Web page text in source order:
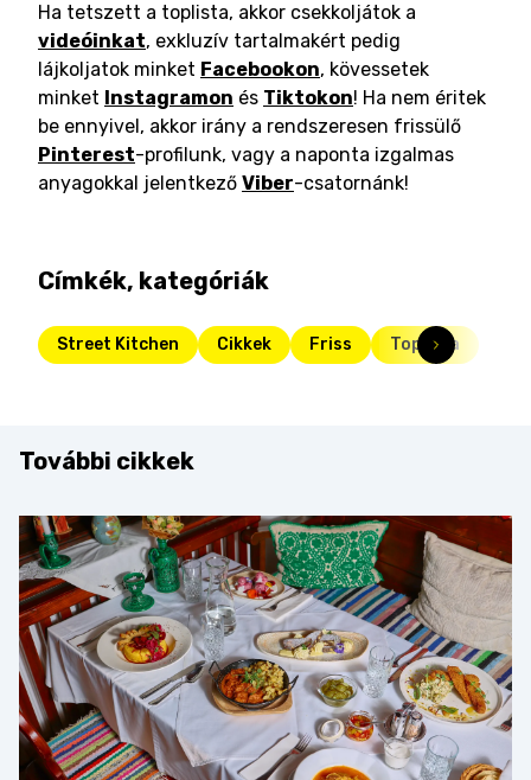
Ha tetszett a toplista, akkor csekkoljátok a
videóinkat, exkluzív tartalmakért pedig
lájkoljatok minket Facebookon, kövessetek
minket Instagramon és Tiktokon! Ha nem éritek
be ennyivel, akkor irány a rendszeresen frissülő
Pinterest-profilunk, vagy a naponta izgalmas
anyagokkal jelentkező Viber-csatornánk!
Címkék, kategóriák
Street Kitchen Cikkek Friss Toplista
További cikkek